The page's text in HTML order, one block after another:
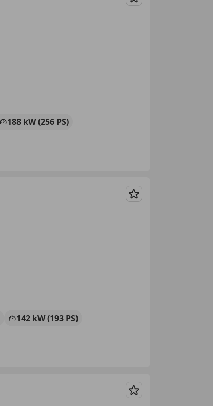
Merken
188 kW (256 PS)
Merken
142 kW (193 PS)
Merken